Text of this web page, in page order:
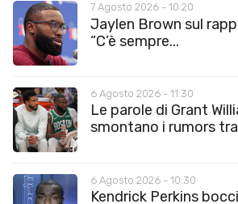
7 Agosto 2026 - 10:20
Jaylen Brown sul
“C’è sempre...
6 Agosto 2026 - 11:30
Le parole di Grant
smontano i rumors
6 Agosto 2026 - 10:30
Kendrick Perkins